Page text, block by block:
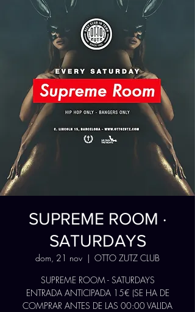
SUPREME ROOM ·
SATURDAYS
dom, 21 nov
  |
OTTO ZUTZ CLUB
SUPREME ROOM - SATURDAYS
ENTRADA ANTICIPADA 15€ (SE HA DE
COMPRAR ANTES DE LAS 00:00 VALIDA